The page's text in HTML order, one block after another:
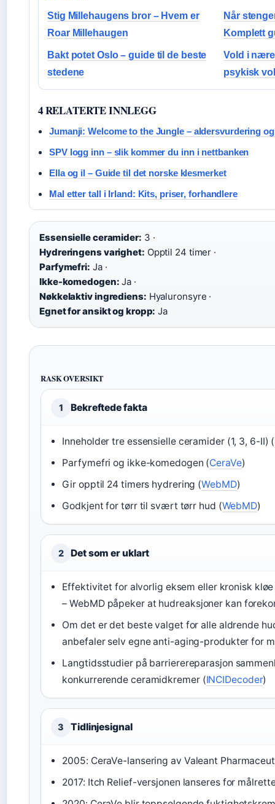
Stig Millehaugens bror – Hvem er
Roar Millehaugen
Når
Komplett
Bakt potet Oslo – guide til de beste
stedene
Vold i
psykisk
4 RELATERTE INNLEGG
Jumanji: Welcome to the Jungle – aldersvurdering
SPV logg inn – slik kommer du inn i nettbanken
Ella og il – Guide til det norske klesmerket
Mal etter tall i Irland: Kits, priser, forhandlere
Essensielle ceramider: 3 ·
Hydreringens varighet: Opptil 24 timer ·
Parfymefri: Ja ·
Ikke-komedogen: Ja ·
Nøkkelaktiv ingrediens: Hyaluronsyre ·
Egnet for ansikt og kropp: Ja
RASK OVERSIKT
1 Bekreftede fakta
Inneholder tre essensielle ceramider (1, 3, 6-II) (
Parfymefri og ikke-komedogen (CeraVe)
Gir opptil 24 timers hydrering (WebMD)
Godkjent for tørr til svært tørr hud (WebMD)
2 Det som er uklart
Effektivitet for alvorlig eksem eller kronisk
– WebMD påpeker at hudreaksjoner kan
Om det er det beste valget for alle aldrende
anbefaler selv egne anti-aging-produkter for
Langtidsstudier på barrierereparasjon
konkurrerende ceramidkremer (INCIDecoder)
3 Tidlinjesignal
2005: CeraVe-lansering av Valeant
2017: Itch Relief-versjonen lanseres for